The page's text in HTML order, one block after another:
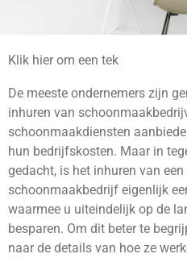
Klik hier om een tek
De meeste ondernemers zijn
inhuren van
schoonmaakdiensten
hun bedrijfskosten. Maar in
gedacht, is het inhuren van
schoonmaakbedrijf eigenlijk
waarmee u uiteindelijk op de
besparen. Om dit beter te
naar de details van hoe ze